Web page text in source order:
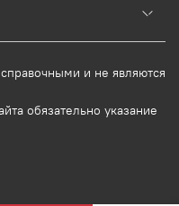
и не являются
обязательно указание